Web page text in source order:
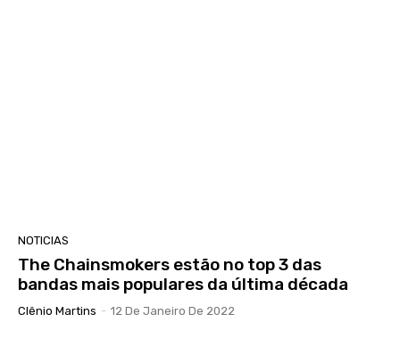
NOTICIAS
The Chainsmokers estão no top 3 das
bandas mais populares da última década
Clênio Martins - 12 De Janeiro De 2022